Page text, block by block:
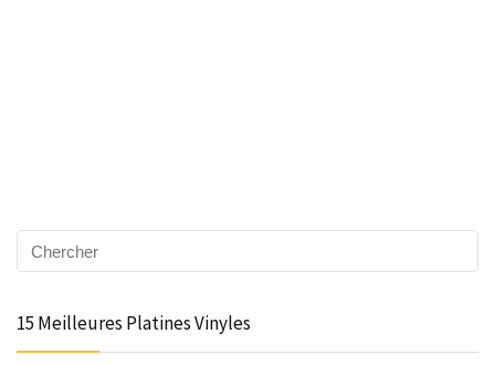
15 Meilleures Platines Vinyles